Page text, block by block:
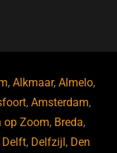
,Alkmaar,Almelo,
,Amsterdam,
op Zoom, Breda,
Delft, Delfzijl , Den